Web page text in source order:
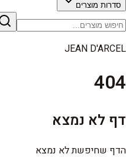
סדרות מוצרים
JEAN D'ARCEL
404
דף לא נמצא
הדף שחיפשת לא נמצא